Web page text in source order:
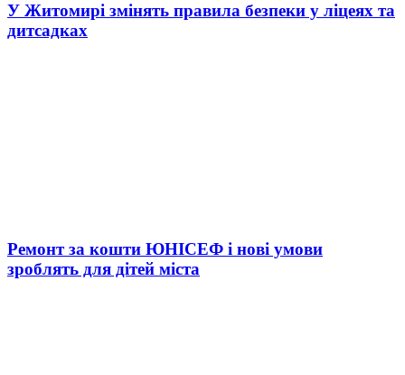
У Житомирі змінять правила безпеки у ліцеях та
дитсадках
Ремонт за кошти ЮНІСЕФ і нові умови
зроблять для дітей міста